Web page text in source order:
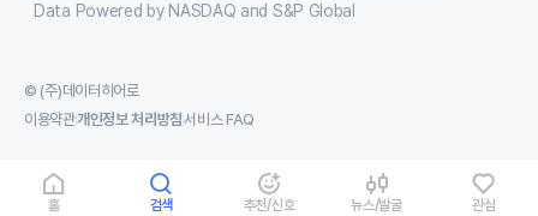
홈 검색 추천/신호 뉴스/발굴 관심
Data Powered by NASDAQ and S&P Global
© (주)데이터히어로
이용약관개인정보 처리방침서비스 FAQ